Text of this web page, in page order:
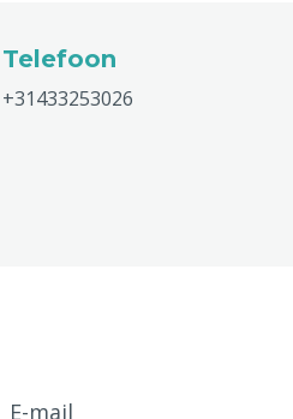
Telefoon
+31433253026
E-mail